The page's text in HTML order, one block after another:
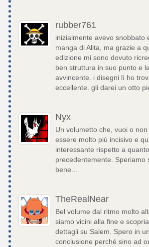
rubber761
inizialmente avevo snobbato
manga di Alita, ma grazie a
edizione mi sono dovuto
ben struttura in suo punto e
avvincente. i disegni lì ho
eccellente. gli darei un otto
Nyx
Un volumetto che, vuoi o
essere molto più incisivo e
interessante rispetto a
precedentemente. Speriamo
bene...
TheRealNear
Bel volume dal ritmo molto
siamo vicini alla fine e
dettagli su Salem. Spero in
conclusione perché sino ad